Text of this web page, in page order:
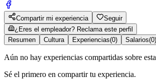
Compartir mi experiencia
Seguir
¿Eres el empleador? Reclama este perfil
Resumen
Cultura Experiencias(0) Salarios(0)
Aún no hay experiencias compartidas sobre
Sé el primero en compartir tu experiencia.